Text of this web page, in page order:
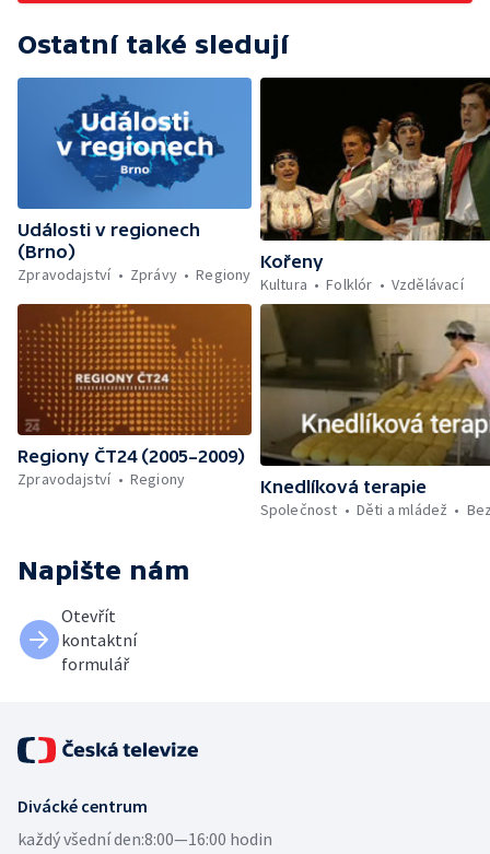
Ostatní také sledují
Události v regionech
(Brno)
Zpravodajství
Zprávy Regiony
Kořeny
Kultura
Folklór Vzdělávací
Regiony ČT24 (2005–2009)
Zpravodajství
Regiony
Knedlíková terapie
Společnost
Děti a mládež
Napište nám
Otevřít
kontaktní
formulář
Divácké centrum
každý všední den:8:00—16:00 hodin